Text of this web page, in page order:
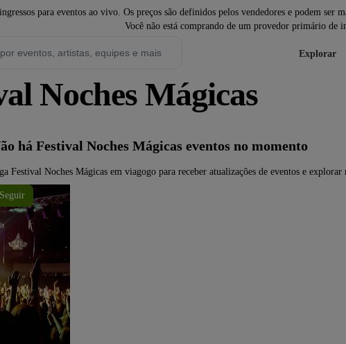
para eventos ao vivo. Os preços são definidos pelos vendedores e podem
Você não está comprando de um provedor primário de
Explorar
Noches Mágicas
há Festival Noches Mágicas eventos no momento
Festival Noches Mágicas em viagogo para receber atualizações de eventos e explorar
Seguir